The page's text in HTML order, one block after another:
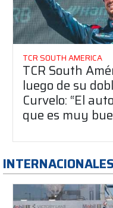
TCR SOUTH AMERICA
TCR South
luego de su
Curvelo: “El
que es muy
INTERNACIONALES